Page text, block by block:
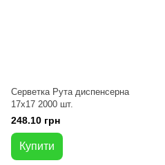
Серветка Рута диспенсерна
17х17 2000 шт.
248.10 грн
Купити